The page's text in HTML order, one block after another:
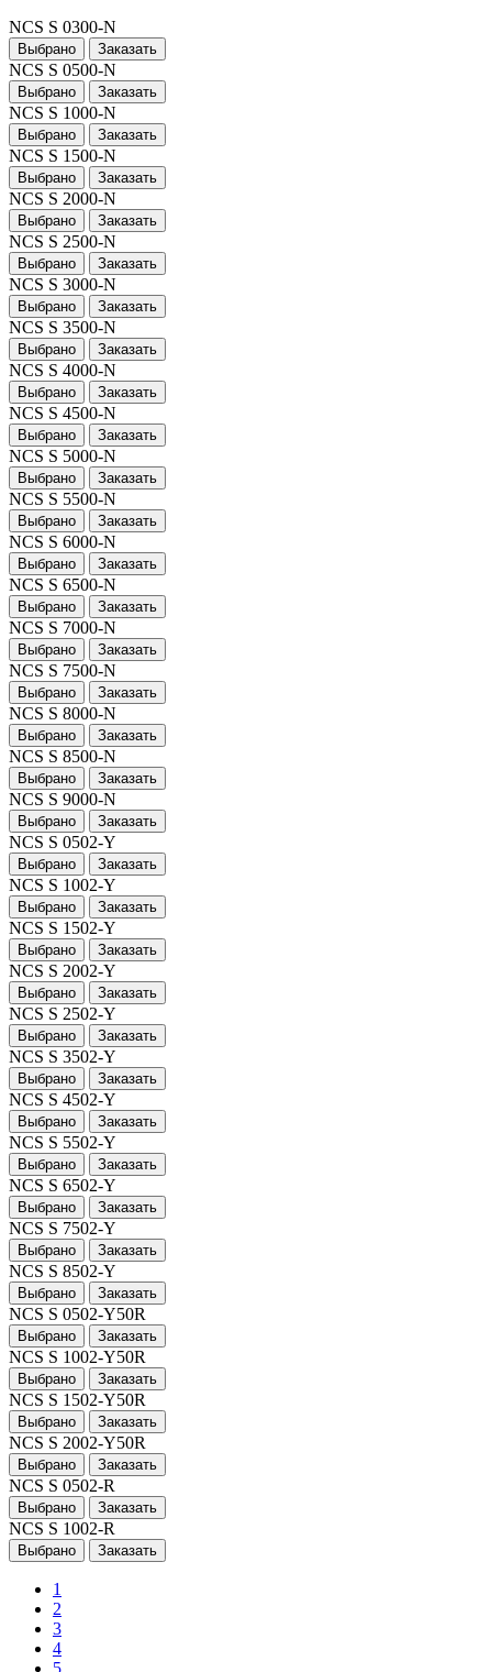
NCS S 0300-N
Выбрано Заказать
NCS S 0500-N
Выбрано Заказать
NCS S 1000-N
Выбрано Заказать
NCS S 1500-N
Выбрано Заказать
NCS S 2000-N
Выбрано Заказать
NCS S 2500-N
Выбрано Заказать
NCS S 3000-N
Выбрано Заказать
NCS S 3500-N
Выбрано Заказать
NCS S 4000-N
Выбрано Заказать
NCS S 4500-N
Выбрано Заказать
NCS S 5000-N
Выбрано Заказать
NCS S 5500-N
Выбрано Заказать
NCS S 6000-N
Выбрано Заказать
NCS S 6500-N
Выбрано Заказать
NCS S 7000-N
Выбрано Заказать
NCS S 7500-N
Выбрано Заказать
NCS S 8000-N
Выбрано Заказать
NCS S 8500-N
Выбрано Заказать
NCS S 9000-N
Выбрано Заказать
NCS S 0502-Y
Выбрано Заказать
NCS S 1002-Y
Выбрано Заказать
NCS S 1502-Y
Выбрано Заказать
NCS S 2002-Y
Выбрано Заказать
NCS S 2502-Y
Выбрано Заказать
NCS S 3502-Y
Выбрано Заказать
NCS S 4502-Y
Выбрано Заказать
NCS S 5502-Y
Выбрано Заказать
NCS S 6502-Y
Выбрано Заказать
NCS S 7502-Y
Выбрано Заказать
NCS S 8502-Y
Выбрано Заказать
NCS S 0502-Y50R
Выбрано Заказать
NCS S 1002-Y50R
Выбрано Заказать
NCS S 1502-Y50R
Выбрано Заказать
NCS S 2002-Y50R
Выбрано Заказать
NCS S 0502-R
Выбрано Заказать
NCS S 1002-R
Выбрано Заказать
1
2
3
4
5